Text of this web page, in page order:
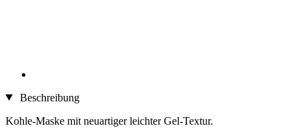
Beschreibung
Kohle-Maske mit neuartiger leichter Gel-Textur.